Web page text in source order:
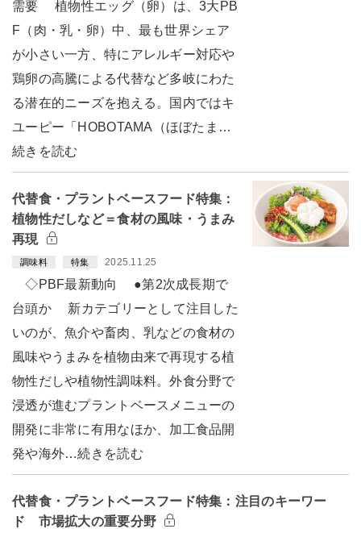
需要 植物性エッグ（卵）は、3大PB
F（肉・乳・卵）中、最も世界シェア
が小さい一方、特にアレルギー対応や
鶏卵の高騰による代替など多岐にわた
る潜在的ニーズを抱える。国内ではキ
ユーピー「HOBOTAMA（ほぼたま…
続きを読む
代替食・プラントベースフード特集：
植物性だしなど＝食材の風味・うまみ
再現
調味料 特集 2025.11.25
◇PBF最新動向 ●第2次成長期で
台頭か 新カテゴリーとして注目した
いのが、魚介や畜肉、乳などの食材の
風味やうまみを植物由来で再現する植
物性だしや植物性調味料。外食分野で
浸透が進むプラントベースメニューの
開発に非常に有用なほか、加工食品開
発や海外…続きを読む
代替食・プラントベースフード特集：注目のキーワー
ド 市場拡大の重要分野